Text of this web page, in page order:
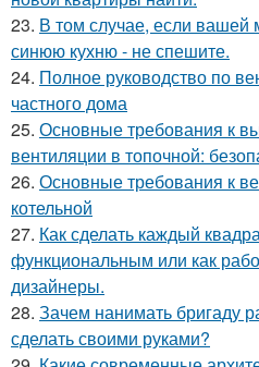
23. В том случае, если вашей
синюю кухню - не спешите.
24. Полное руководство по
частного дома
25. Основные требования к
вентиляции в топочной:
26. Основные требования к
котельной
27. Как сделать каждый
функциональным или как
дизайнеры.
28. Зачем нанимать бригаду
сделать своими руками?